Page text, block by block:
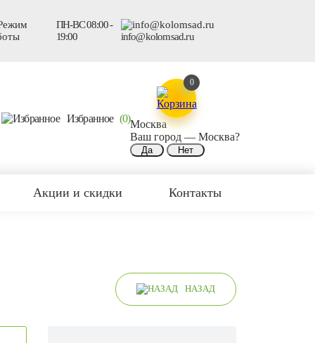
ПН-ВС 08:00 -
19:00
info@kolomsad.ru
Избранное (0)
0
Москва
Ваш город —Москва?
Акции и скидки Контакты
НАЗАД